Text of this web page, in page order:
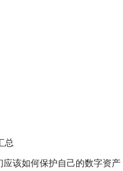
总
该如何保护自己的数字资产